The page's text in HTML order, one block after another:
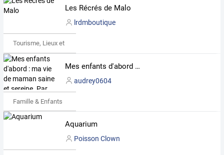
Les Récrés de Malo
lrdmboutique
Tourisme, Lieux et Événements
Mes enfants d'abord : ma vie de maman saine et sereine. Par "Milanette"
audrey0604
Famille & Enfants
Aquarium
Poisson Clown